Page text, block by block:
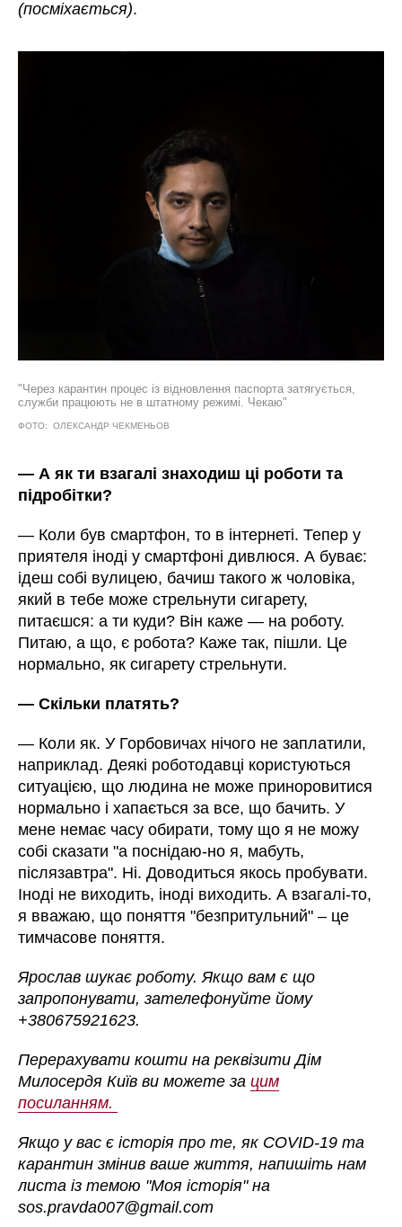
(посміхається).
"Через карантин процес із відновлення паспорта затягується,
служби працюють не в штатному режимі. Чекаю"
ФОТО: ОЛЕКСАНДР ЧЕКМЕНЬОВ
— А як ти взагалі знаходиш ці роботи та
підробітки?
— Коли був смартфон, то в інтернеті. Тепер у
приятеля іноді у смартфоні дивлюся. А буває:
ідеш собі вулицею, бачиш такого ж чоловіка,
який в тебе може стрельнути сигарету,
питаєшся: а ти куди? Він каже ― на роботу.
Питаю, а що, є робота? Каже так, пішли. Це
нормально, як сигарету стрельнути.
— Скільки платять?
— Коли як. У Горбовичах нічого не заплатили,
наприклад. Деякі роботодавці користуються
ситуацією, що людина не може приноровитися
нормально і хапається за все, що бачить. У
мене немає часу обирати, тому що я не можу
собі сказати "а поснідаю-но я, мабуть,
післязавтра". Ні. Доводиться якось пробувати.
Іноді не виходить, іноді виходить. А взагалі-то,
я вважаю, що поняття "безпритульний" – це
тимчасове поняття.
Ярослав шукає роботу. Якщо вам є що
запропонувати, зателефонуйте йому
+380675921623.
Перерахувати кошти на реквізити Дім
Милосердя Київ ви можете зацим
посиланням.
Якщо у вас є історія про те, як COVID-19 та
карантин змінив ваше життя, напишіть нам
листа із темою "Моя історія" на
sos.pravda007@gmail.com